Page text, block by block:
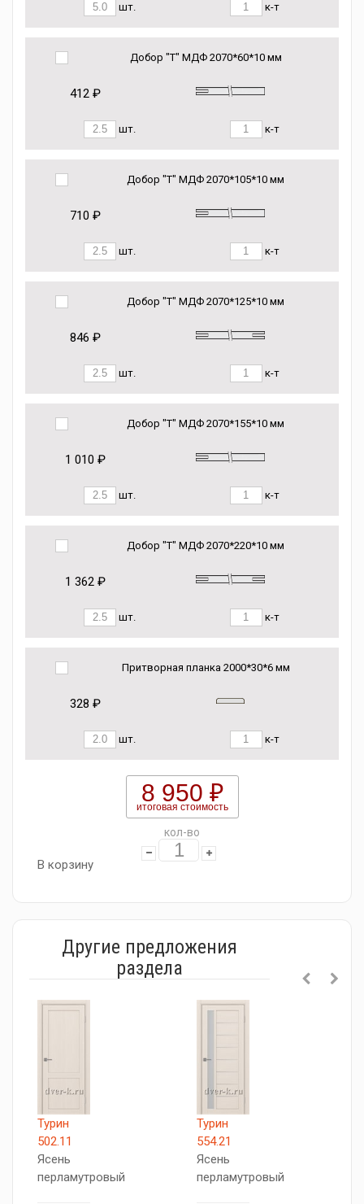
шт. к-т
Добор "Т" МДФ 2070*60*10 мм
412 ₽
шт. к-т
Добор "Т" МДФ 2070*105*10 мм
710 ₽
шт. к-т
Добор "Т" МДФ 2070*125*10 мм
846 ₽
шт. к-т
Добор "Т" МДФ 2070*155*10 мм
1 010 ₽
шт. к-т
Добор "Т" МДФ 2070*220*10 мм
1 362 ₽
шт. к-т
Притворная планка 2000*30*6 мм
328 ₽
шт. к-т
8 950 ₽
итоговая стоимость
кол-во
В корзину
Другие предложения
раздела
Турин
502.11
Ясень
перламутровый
Турин
554.21
Ясень
перламутровый